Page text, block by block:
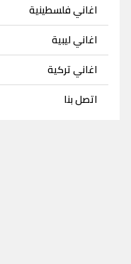
اغاني فلسطينية
اغاني ليبية
اغاني تركية
اتصل بنا